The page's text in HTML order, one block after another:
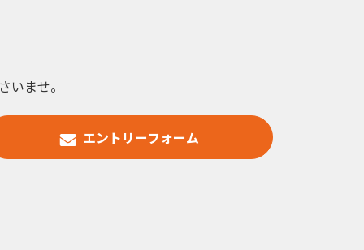
いませ。
エントリーフォーム